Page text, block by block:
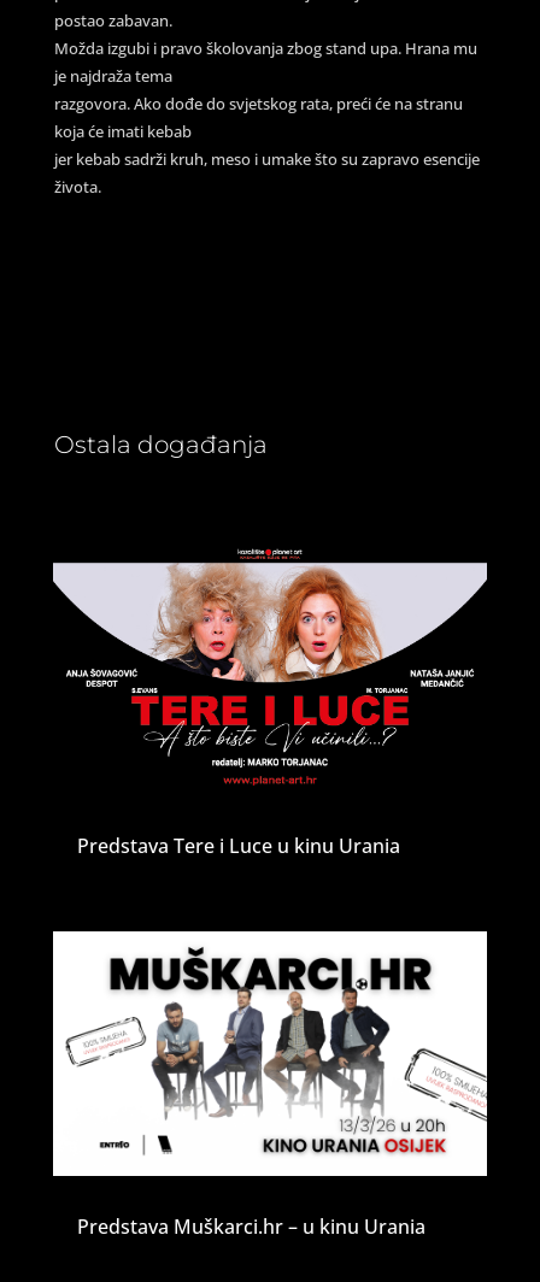
postao zabavan.
Možda izgubi i pravo školovanja zbog stand upa. Hrana mu
je najdraža tema
razgovora. Ako dođe do svjetskog rata, preći će na stranu
koja će imati kebab
jer kebab sadrži kruh, meso i umake što su zapravo esencije
života.
Ostala događanja
Predstava Tere i Luce u kinu Urania
Predstava Muškarci.hr – u kinu Urania